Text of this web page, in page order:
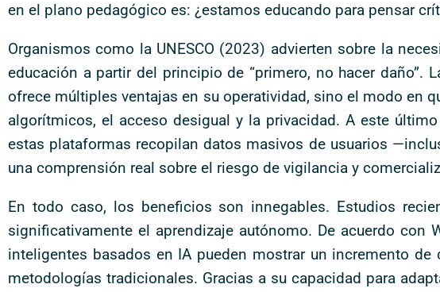
en el plano pedagógico es: ¿estamos educando para pensar
Organismos como la UNESCO (2023) advierten sobre la
educación a partir del principio de “primero, no hacer
ofrece múltiples ventajas en su operatividad, sino el modo en
algorítmicos, el acceso desigual y la privacidad. A este
estas plataformas recopilan datos masivos de usuarios
una comprensión real sobre el riesgo de vigilancia y
En todo caso, los beneficios son innegables. Estudios
significativamente el aprendizaje autónomo. De acuerdo
inteligentes basados en IA pueden mostrar un incremento
metodologías tradicionales. Gracias a su capacidad para